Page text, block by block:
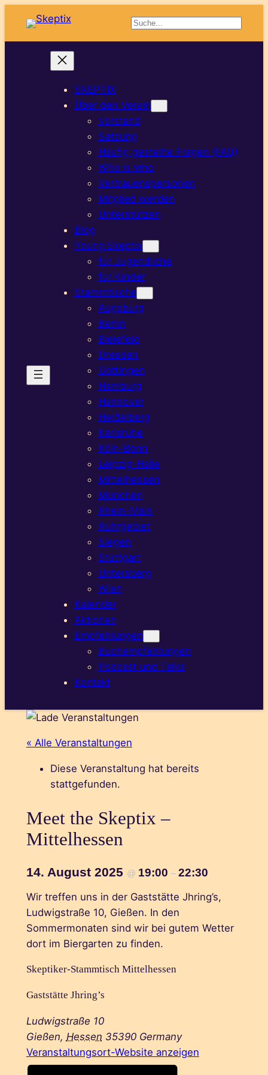
Suchen
SKEPTIX
Über den Verein
Vorstand
Satzung
Häufig gestellte Fragen (FAQ)
Who is who
Vertrauenspersonen
Mitglied werden
Unterstützen
Blog
Young Skeptix
für Jugendliche
für Kinder
Stammtische
Augsburg
Berlin
Bielefeld
Dresden
Göttingen
Hamburg
Hannover
Heidelberg
Karlsruhe
Köln-Bonn
Leipzig-Halle
Mittelhessen
München
Rhein-Main
Ruhrgebiet
Siegen
Stuttgart
Untersberg
Wien
Kalender
Aktionen
Empfehlungen
Buchempfehlungen
Podcast und Talks
Kontakt
« Alle Veranstaltungen
Diese Veranstaltung hat bereits
stattgefunden.
Meet the Skeptix –
Mittelhessen
14. August 2025 @ 19:00 – 22:30
Wir treffen uns in der Gaststätte Jhring’s,
Ludwigstraße 10, Gießen. In den
Sommermonaten sind wir bei gutem Wetter
dort im Biergarten zu finden.
Skeptiker-Stammtisch Mittelhessen
Gaststätte Jhring’s
Ludwigstraße 10
Gießen, Hessen 35390 Germany
Veranstaltungsort-Website anzeigen